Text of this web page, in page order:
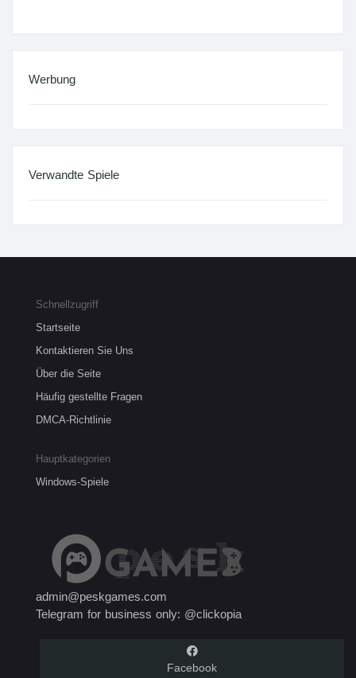
Werbung
Verwandte Spiele
Schnellzugriff
Startseite
Kontaktieren Sie Uns
Über die Seite
Häufig gestellte Fragen
DMCA-Richtlinie
Hauptkategorien
Windows-Spiele
admin@peskgames.com
Telegram for business only: @clickopia
Facebook